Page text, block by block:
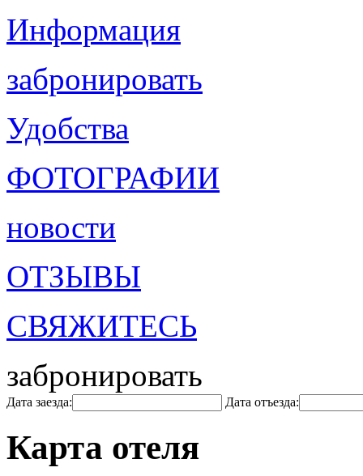
Информация
забронировать
Удобства
ФОТОГРАФИИ
новости
ОТЗЫВЫ
СВЯЖИТЕСЬ
забронировать
Дата заезда: Дата отъезда:
Карта отеля